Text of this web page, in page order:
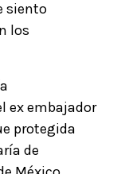
siento
los
ex embajador
protegida
de